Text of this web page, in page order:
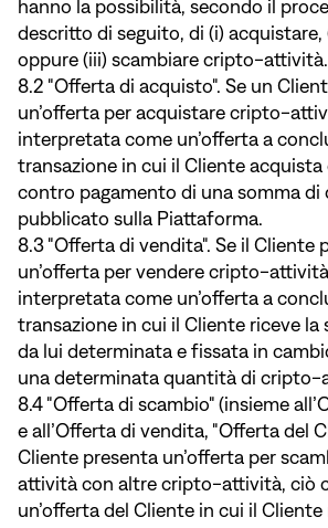
hanno la possibilità, secondo il
descritto di seguito, di (i) acquistare,
oppure (iii) scambiare cripto-attività.
8.2 "Offerta di acquisto". Se un
un’offerta per acquistare cripto-
interpretata come un’offerta a
transazione in cui il Cliente
contro pagamento di una somma di
pubblicato sulla Piattaforma.
8.3 "Offerta di vendita". Se il Cliente
un’offerta per vendere cripto-
interpretata come un’offerta a
transazione in cui il Cliente riceve la
da lui determinata e fissata in
una determinata quantità di cripto-
8.4 "Offerta di scambio" (insieme
e all’Offerta di vendita, "Offerta del
Cliente presenta un’offerta per
attività con altre cripto-attività, ciò
un’offerta del Cliente in cui il